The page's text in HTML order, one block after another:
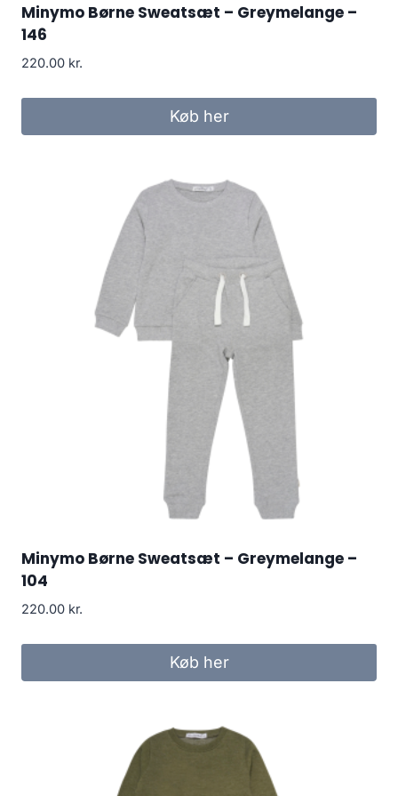
Minymo Børne Sweatsæt – Greymelange –
146
220.00 kr.
Køb her
Minymo Børne Sweatsæt – Greymelange –
104
220.00 kr.
Køb her